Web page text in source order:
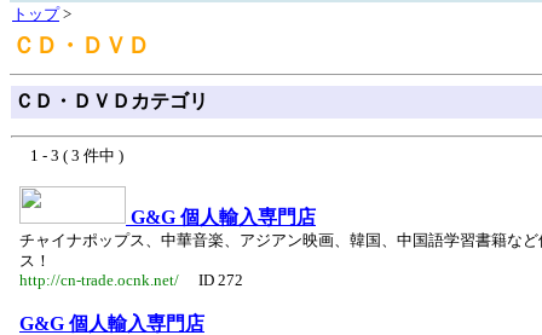
トップ >
ＣＤ・ＤＶＤ
ＣＤ・ＤＶＤカテゴリ
1 - 3 ( 3 件中 )
G&G 個人輸入専門店
チャイナポップス、中華音楽、アジアン映画、韓国、中国語学習書籍な
ス！
http://cn-trade.ocnk.net/
ID 272
G&G 個人輸入専門店